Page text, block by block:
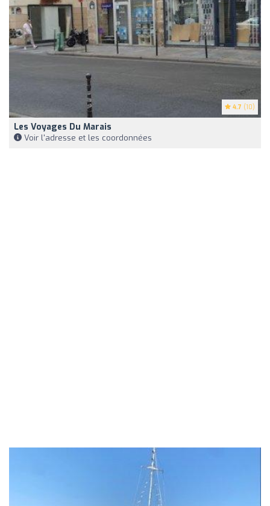
4.7 (10)
Les Voyages Du Marais
Voir l'adresse et les coordonnées